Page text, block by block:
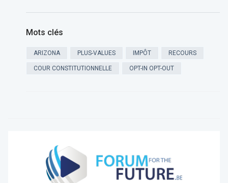
Mots clés
ARIZONA PLUS-VALUES IMPÔT RECOURS
COUR CONSTITUTIONNELLE OPT-IN OPT-OUT